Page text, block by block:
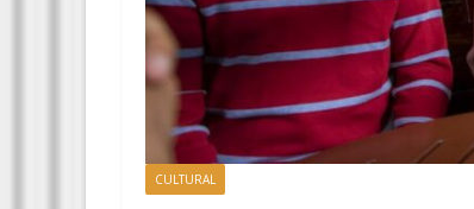
CULTURAL